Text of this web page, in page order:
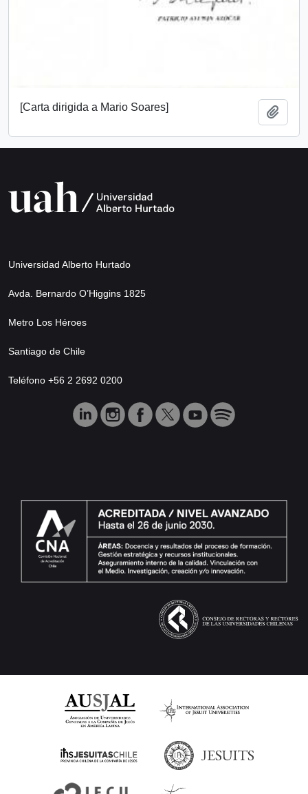
[Carta dirigida a Mario Soares]
Universidad Alberto Hurtado
Avda. Bernardo O’Higgins 1825
Metro Los Héroes
Santiago de Chile
Teléfono +56 2 2692 0200